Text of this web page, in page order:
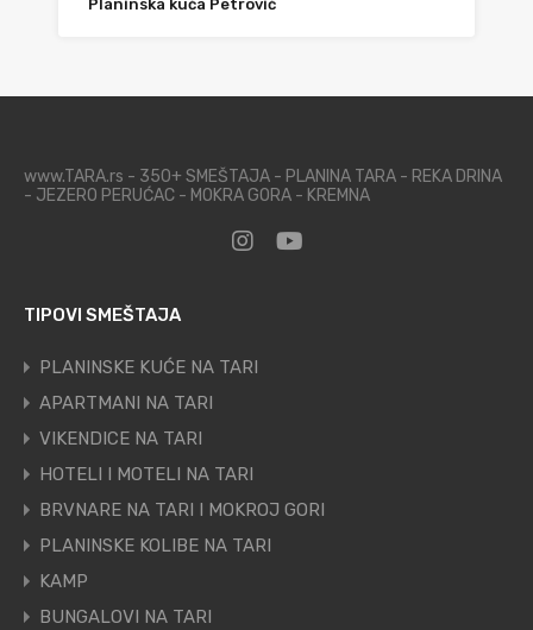
Planinska kuća Petrović
www.TARA.rs - 350+ SMEŠTAJA - PLANINA TARA - REKA DRINA
- JEZERO PERUĆAC - MOKRA GORA - KREMNA
TIPOVI SMEŠTAJA
PLANINSKE KUĆE NA TARI
APARTMANI NA TARI
VIKENDICE NA TARI
HOTELI I MOTELI NA TARI
BRVNARE NA TARI I MOKROJ GORI
PLANINSKE KOLIBE NA TARI
KAMP
BUNGALOVI NA TARI